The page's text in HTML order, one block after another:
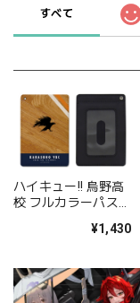
すべて
ハイキュー!! 烏野高
校 フルカラーパスケ
¥1,430